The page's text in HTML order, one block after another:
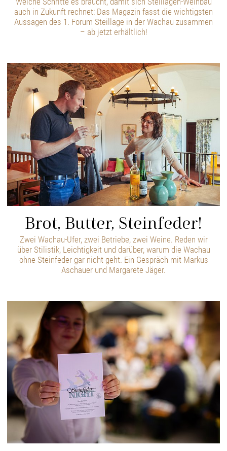
auch in Zukunft rechnet: Das Magazin fasst die wichtigsten
Aussagen des 1. Forum Steillage in der Wachau zusammen
– ab jetzt erhältlich!
Brot, Butter, Steinfeder!
Zwei Wachau-Ufer, zwei Betriebe, zwei Weine. Reden wir
über Stilistik, Leichtigkeit und darüber, warum die Wachau
ohne Steinfeder gar nicht geht. Ein Gespräch mit Markus
Aschauer und Margarete Jäger.